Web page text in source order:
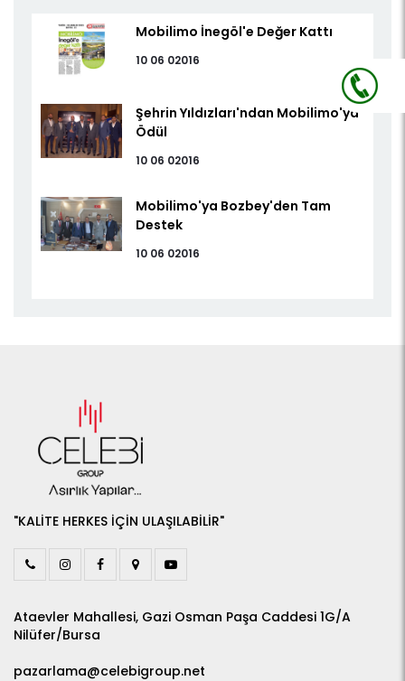
Mobilimo İnegöl'e Değer Kattı
10 06 02016
Şehrin Yıldızları'ndan Mobilimo'ya
Ödül
10 06 02016
Mobilimo'ya Bozbey'den Tam
Destek
10 06 02016
"KALİTE HERKES İÇİN ULAŞILABİLİR"
Ataevler Mahallesi, Gazi Osman Paşa Caddesi 1G/A
Nilüfer/Bursa
pazarlama@celebigroup.net